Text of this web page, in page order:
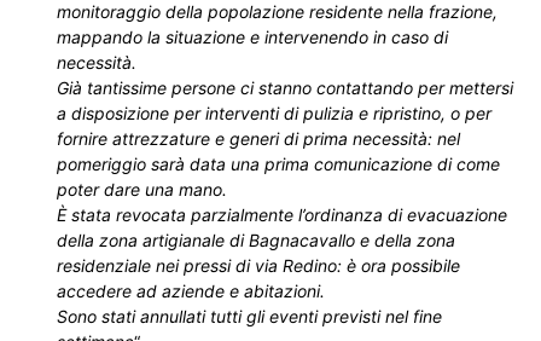
monitoraggio della popolazione residente nella frazione,
mappando la situazione e intervenendo in caso di
necessità.
Già tantissime persone ci stanno contattando per mettersi
a disposizione per interventi di pulizia e ripristino, o per
fornire attrezzature e generi di prima necessità: nel
pomeriggio sarà data una prima comunicazione di come
poter dare una mano.
È stata revocata parzialmente l’ordinanza di evacuazione
della zona artigianale di Bagnacavallo e della zona
residenziale nei pressi di via Redino: è ora possibile
accedere ad aziende e abitazioni.
Sono stati annullati tutti gli eventi previsti nel fine